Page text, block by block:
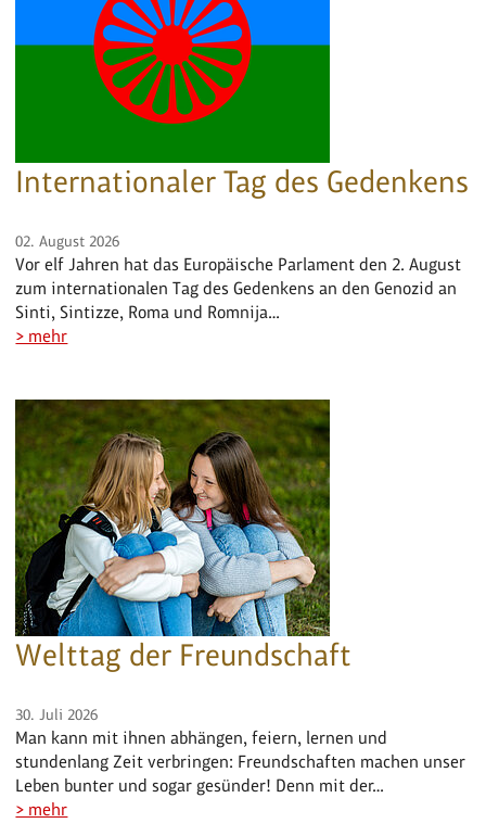
Internationaler Tag des Gedenkens
02. August 2026
Vor elf Jahren hat das Europäische Parlament den 2. August
zum internationalen Tag des Gedenkens an den Genozid an
Sinti, Sintizze, Roma und Romnija…
> mehr
Welttag der Freundschaft
30. Juli 2026
Man kann mit ihnen abhängen, feiern, lernen und
stundenlang Zeit verbringen: Freundschaften machen unser
Leben bunter und sogar gesünder! Denn mit der…
> mehr